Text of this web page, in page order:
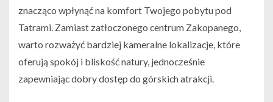
znacząco wpłynąć na komfort Twojego pobytu pod
Tatrami. Zamiast zatłoczonego centrum Zakopanego,
warto rozważyć bardziej kameralne lokalizacje, które
oferują spokój i bliskość natury, jednocześnie
zapewniając dobry dostęp do górskich atrakcji.